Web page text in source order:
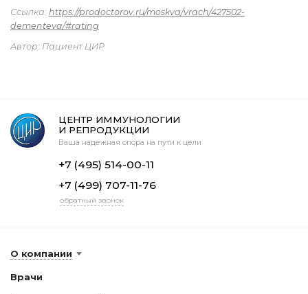
Ссылка: https://prodoctorov.ru/moskva/vrach/427502-
dementeva/#rating
Автор: Пациент ЦИР
ЦЕНТР ИММУНОЛОГИИ
И РЕПРОДУКЦИИ
Ваша надежная опора на пути к цели
+7 (495) 514-00-11
+7 (499) 707-11-76
обратный звонок
О компании
Врачи